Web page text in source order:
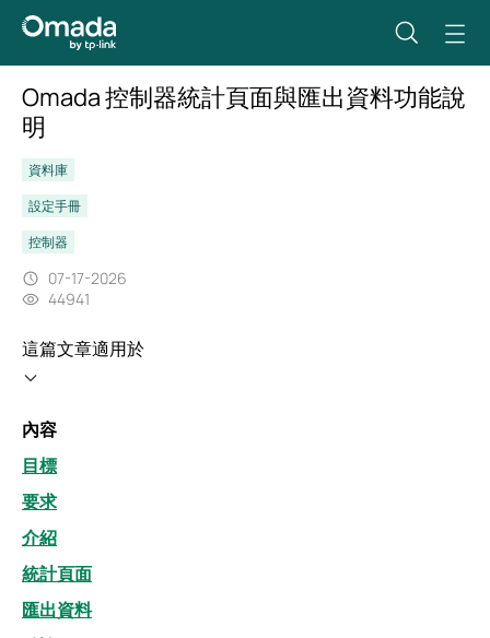
Omada 控制器統計頁面與匯出資料功能說
明
資料庫
設定手冊
控制器
07-17-2026
44941
這篇文章適用於
內容
目標
要求
介紹
統計頁面
匯出資料